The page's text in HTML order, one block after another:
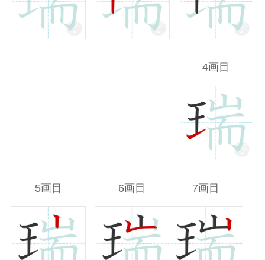
4画目
5画目 6画目 7画目